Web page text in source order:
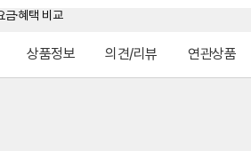
상품정보 의견/리뷰 연관상품